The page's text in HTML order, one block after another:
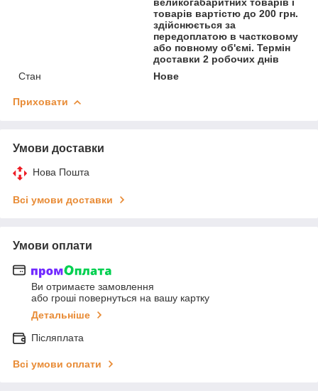
товарів вартістю до 200 грн.
здійснюється за
передоплатою в частковому
або повному об'ємі. Термін
доставки 2 робочих днів
Стан
Нове
Приховати
Умови доставки
Нова Пошта
Всі умови доставки
Умови оплати
Ви отримаєте замовлення
або гроші повернуться на вашу картку
Детальніше
Післяплата
Всі умови оплати